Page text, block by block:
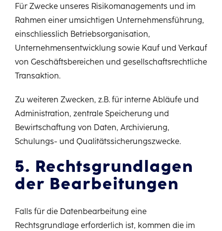
Für Zwecke unseres Risikomanagements und im
Rahmen einer umsichtigen Unternehmensführung,
einschliesslich Betriebsorganisation,
Unternehmensentwicklung sowie Kauf und Verkauf
von Geschäftsbereichen und gesellschaftsrechtliche
Transaktion.
Zu weiteren Zwecken, z.B. für interne Abläufe und
Administration, zentrale Speicherung und
Bewirtschaftung von Daten, Archivierung,
Schulungs- und Qualitätssicherungszwecke.
5. Rechtsgrundlagen
der Bearbeitungen
Falls für die Datenbearbeitung eine
Rechtsgrundlage erforderlich ist, kommen die im